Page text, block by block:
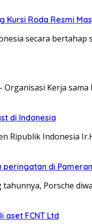
Kursi Roda Resmi
secara
Organisasi Kerja
di Indonesia
Ripublik Indonesia
peringatan di
Porsche
aset FCNT Ltd